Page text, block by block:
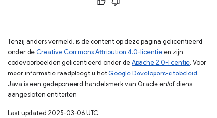
Tenzij anders vermeld, is de content op deze pagina gelicentieerd
onder de Creative Commons Attribution 4.0-licentieen zijn
codevoorbeelden gelicentieerd onder deApache 2.0-licentie. Voor
meer informatie raadpleegt u het Google Developers-sitebeleid.
Java is een gedeponeerd handelsmerk van Oracle en/of diens
aangesloten entiteiten.
Last updated 2025-03-06 UTC.